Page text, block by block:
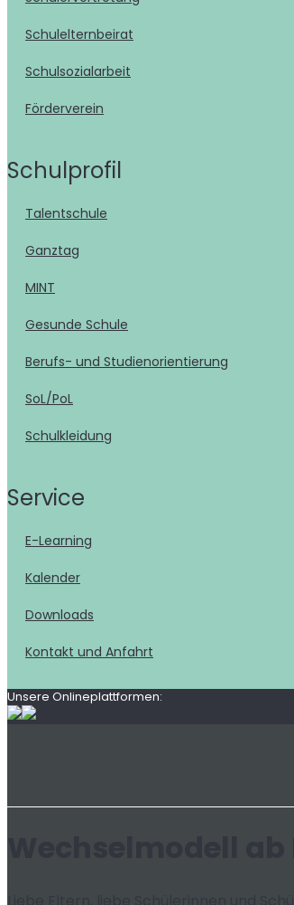
Schulelternbeirat
Schulsozialarbeit
Förderverein
Schulprofil
Talentschule
Ganztag
MINT
Gesunde Schule
Berufs- und Studienorientierung
SoL/PoL
Schulkleidung
Service
E-Learning
Kalender
Downloads
Kontakt und Anfahrt
Unsere Onlineplattformen: